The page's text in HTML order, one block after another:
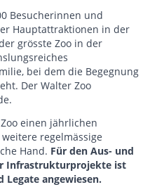
Besucherinnen und
Hauptattraktionen in der
grösste Zoo in der
bei dem die Begegnung
Der Walter Zoo
einen jährlichen
regelmässige
Hand. Für den Aus- und
Infrastrukturprojekte ist
Legate angewiesen.